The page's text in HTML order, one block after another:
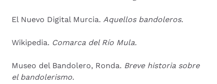
El Nuevo Digital Murcia. Aquellos bandoleros.
Wikipedia. Comarca del Río Mula.
Museo del Bandolero, Ronda. Breve historia sobre
el bandolerismo.